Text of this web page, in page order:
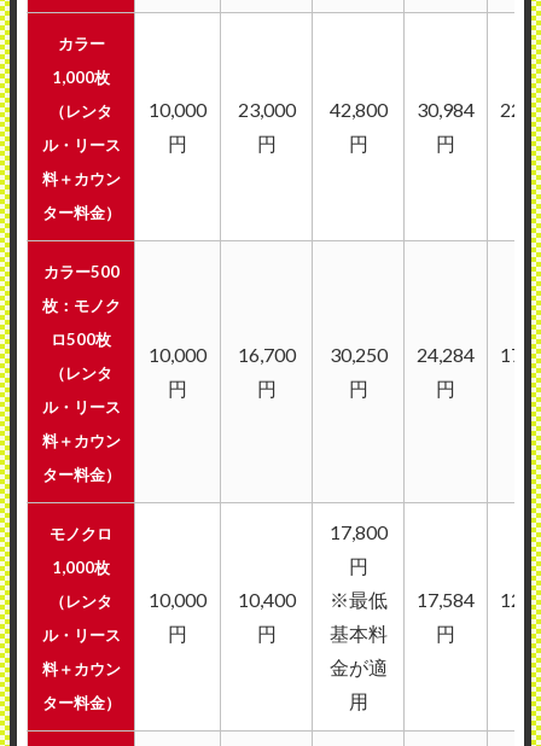
カラー
1,000枚
（レンタ
ル・リース
料＋カウン
ター料金）
10,000
円
23,000
円
42,800
円
30,984
円
円
カラー500
枚：モノク
ロ500枚
（レンタ
ル・リース
料＋カウン
ター料金）
10,000
円
16,700
円
30,250
円
24,284
円
円
モノクロ
1,000枚
（レンタ
ル・リース
料＋カウン
ター料金）
10,000
円
10,400
円
17,800
円
※最低
基本料
金が適
用
17,584
円
円